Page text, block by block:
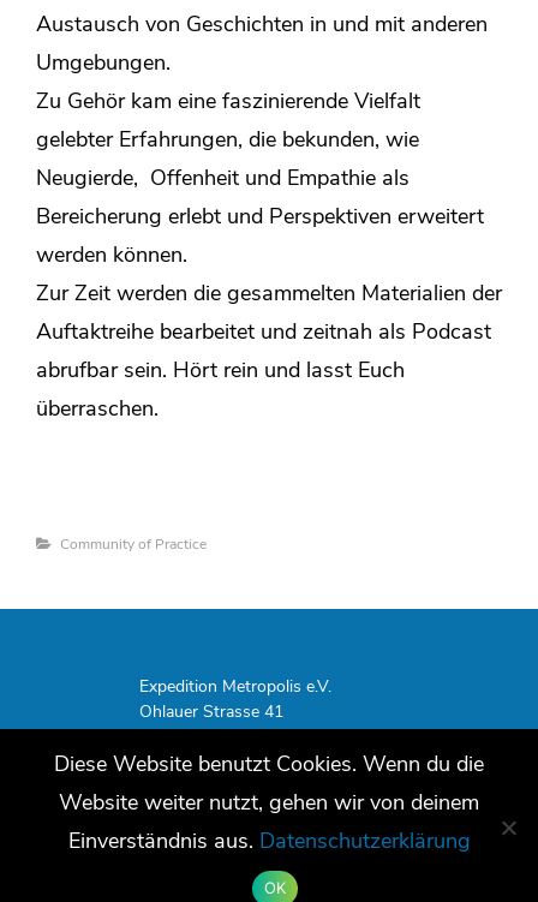
Austausch von Geschichten in und mit anderen
Umgebungen.
Zu Gehör kam eine faszinierende Vielfalt
gelebter Erfahrungen, die bekunden, wie
Neugierde, Offenheit und Empathie als
Bereicherung erlebt und Perspektiven erweitert
werden können.
Zur Zeit werden die gesammelten Materialien der
Auftaktreihe bearbeitet und zeitnah als Podcast
abrufbar sein. Hört rein und lasst Euch
überraschen.
Categories
Community of Practice
Expedition Metropolis e.V.
Ohlauer Strasse 41
Tel.: +49 (0)30 47980152
Datenschutz – Impressum
Diese Website benutzt Cookies. Wenn du die
Website weiter nutzt, gehen wir von deinem
Einverständnis aus. Datenschutzerklärung
OK